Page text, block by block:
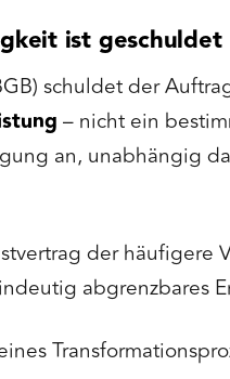
ist geschuldet
schuldet der
– nicht ein
an, unabhängig
der häufigere
abgrenzbares